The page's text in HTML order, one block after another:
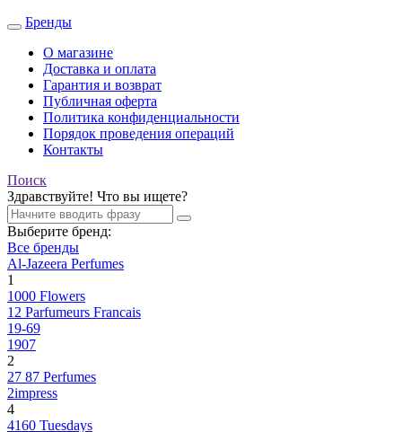
Бренды
О магазине
Доставка и оплата
Гарантия и возврат
Публичная оферта
Политика конфиденциальности
Порядок проведения операций
Контакты
Поиск
Здравствуйте! Что вы ищете?
Выберите бренд:
Все бренды
Al-Jazeera Perfumes
1
1000 Flowers
12 Parfumeurs Francais
19-69
1907
2
27 87 Perfumes
2impress
4
4160 Tuesdays